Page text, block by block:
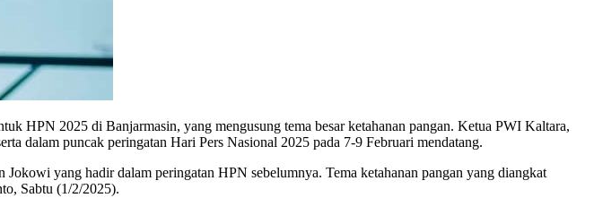
HPN 2025 di Banjarmasin, yang mengusung tema besar ketahanan pangan. Ketua PWI Kaltara,
dalam puncak peringatan Hari Pers Nasional 2025 pada 7-9 Februari mendatang.
yang hadir dalam peringatan HPN sebelumnya. Tema ketahanan pangan yang diangkat
Sabtu (1/2/2025).